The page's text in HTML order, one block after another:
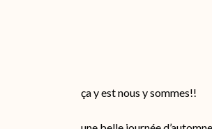
ça y est nous y sommes!!